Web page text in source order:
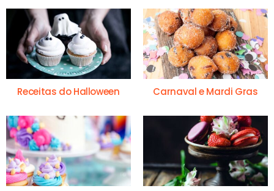
Receitas do Halloween Carnaval e Mardi Gras